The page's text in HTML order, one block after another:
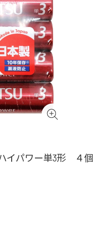
イパワー単3形 ４個